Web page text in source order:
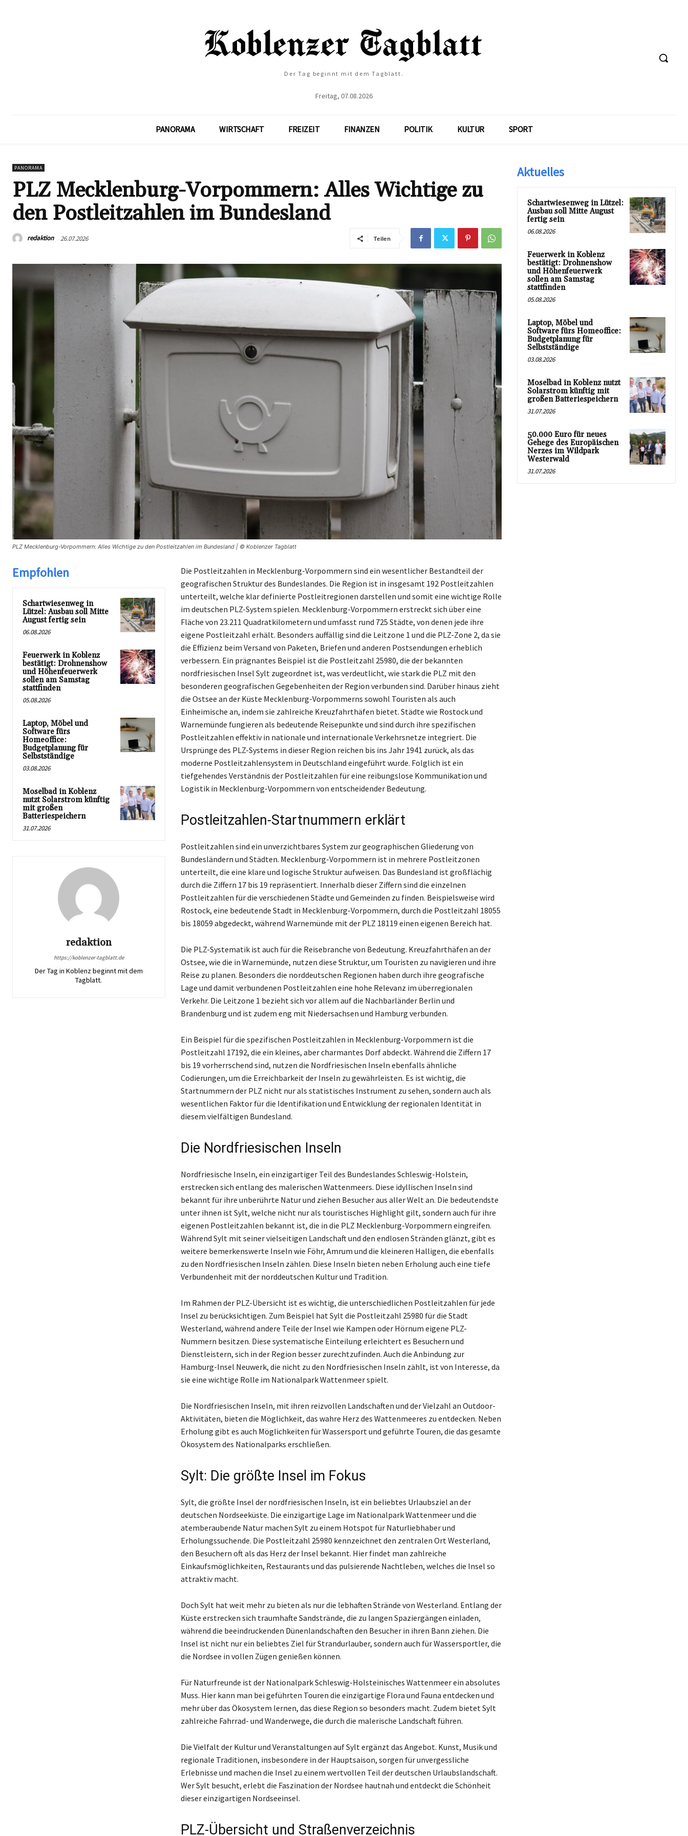
Der Tag beginnt mit dem Tagblatt.
Freitag, 07.08.2026
PANORAMA WIRTSCHAFT FREIZEIT FINANZEN POLITIK KULTUR SPORT
PANORAMA
PLZ Mecklenburg-Vorpommern: Alles Wichtige zu
den Postleitzahlen im Bundesland
redaktion 26.07.2026 Teilen
PLZ Mecklenburg-Vorpommern: Alles Wichtige zu den Postleitzahlen im Bundesland | © Koblenzer Tagblatt
Empfohlen
Schartwiesenweg in
Lützel: Ausbau soll Mitte
August fertig sein
06.08.2026
Feuerwerk in Koblenz
bestätigt: Drohnenshow
und Höhenfeuerwerk
sollen am Samstag
stattfinden
05.08.2026
Laptop, Möbel und
Software fürs
Homeoffice:
Budgetplanung für
Selbstständige
03.08.2026
Moselbad in Koblenz
nutzt Solarstrom künftig
mit großen
Batteriespeichern
31.07.2026
redaktion
https://koblenzer-tagblatt.de
Der Tag in Koblenz beginnt mit dem
Tagblatt.
Die Postleitzahlen in Mecklenburg-Vorpommern sind ein wesentlicher Bestandteil der
geografischen Struktur des Bundeslandes. Die Region ist in insgesamt 192 Postleitzahlen
unterteilt, welche klar definierte Postleitregionen darstellen und somit eine wichtige Rolle
im deutschen PLZ-System spielen. Mecklenburg-Vorpommern erstreckt sich über eine
Fläche von 23.211 Quadratkilometern und umfasst rund 725 Städte, von denen jede ihre
eigene Postleitzahl erhält. Besonders auffällig sind die Leitzone 1 und die PLZ-Zone 2, da sie
die Effizienz beim Versand von Paketen, Briefen und anderen Postsendungen erheblich
verbessern. Ein prägnantes Beispiel ist die Postleitzahl 25980, die der bekannten
nordfriesischen Insel Sylt zugeordnet ist, was verdeutlicht, wie stark die PLZ mit den
besonderen geografischen Gegebenheiten der Region verbunden sind. Darüber hinaus zieht
die Ostsee an der Küste Mecklenburg-Vorpommerns sowohl Touristen als auch
Einheimische an, indem sie zahlreiche Kreuzfahrthäfen bietet. Städte wie Rostock und
Warnemünde fungieren als bedeutende Reisepunkte und sind durch ihre spezifischen
Postleitzahlen effektiv in nationale und internationale Verkehrsnetze integriert. Die
Ursprünge des PLZ-Systems in dieser Region reichen bis ins Jahr 1941 zurück, als das
moderne Postleitzahlensystem in Deutschland eingeführt wurde. Folglich ist ein
tiefgehendes Verständnis der Postleitzahlen für eine reibungslose Kommunikation und
Logistik in Mecklenburg-Vorpommern von entscheidender Bedeutung.
Postleitzahlen-Startnummern erklärt
Postleitzahlen sind ein unverzichtbares System zur geographischen Gliederung von
Bundesländern und Städten. Mecklenburg-Vorpommern ist in mehrere Postleitzonen
unterteilt, die eine klare und logische Struktur aufweisen. Das Bundesland ist großflächig
durch die Ziffern 17 bis 19 repräsentiert. Innerhalb dieser Ziffern sind die einzelnen
Postleitzahlen für die verschiedenen Städte und Gemeinden zu finden. Beispielsweise wird
Rostock, eine bedeutende Stadt in Mecklenburg-Vorpommern, durch die Postleitzahl 18055
bis 18059 abgedeckt, während Warnemünde mit der PLZ 18119 einen eigenen Bereich hat.
Die PLZ-Systematik ist auch für die Reisebranche von Bedeutung. Kreuzfahrthäfen an der
Ostsee, wie die in Warnemünde, nutzen diese Struktur, um Touristen zu navigieren und ihre
Reise zu planen. Besonders die norddeutschen Regionen haben durch ihre geografische
Lage und damit verbundenen Postleitzahlen eine hohe Relevanz im überregionalen
Verkehr. Die Leitzone 1 bezieht sich vor allem auf die Nachbarländer Berlin und
Brandenburg und ist zudem eng mit Niedersachsen und Hamburg verbunden.
Ein Beispiel für die spezifischen Postleitzahlen in Mecklenburg-Vorpommern ist die
Postleitzahl 17192, die ein kleines, aber charmantes Dorf abdeckt. Während die Ziffern 17
bis 19 vorherrschend sind, nutzen die Nordfriesischen Inseln ebenfalls ähnliche
Codierungen, um die Erreichbarkeit der Inseln zu gewährleisten. Es ist wichtig, die
Startnummern der PLZ nicht nur als statistisches Instrument zu sehen, sondern auch als
wesentlichen Faktor für die Identifikation und Entwicklung der regionalen Identität in
diesem vielfältigen Bundesland.
Die Nordfriesischen Inseln
Nordfriesische Inseln, ein einzigartiger Teil des Bundeslandes Schleswig-Holstein,
erstrecken sich entlang des malerischen Wattenmeers. Diese idyllischen Inseln sind
bekannt für ihre unberührte Natur und ziehen Besucher aus aller Welt an. Die bedeutendste
unter ihnen ist Sylt, welche nicht nur als touristisches Highlight gilt, sondern auch für ihre
eigenen Postleitzahlen bekannt ist, die in die PLZ Mecklenburg-Vorpommern eingreifen.
Während Sylt mit seiner vielseitigen Landschaft und den endlosen Stränden glänzt, gibt es
weitere bemerkenswerte Inseln wie Föhr, Amrum und die kleineren Halligen, die ebenfalls
zu den Nordfriesischen Inseln zählen. Diese Inseln bieten neben Erholung auch eine tiefe
Verbundenheit mit der norddeutschen Kultur und Tradition.
Im Rahmen der PLZ-Übersicht ist es wichtig, die unterschiedlichen Postleitzahlen für jede
Insel zu berücksichtigen. Zum Beispiel hat Sylt die Postleitzahl 25980 für die Stadt
Westerland, während andere Teile der Insel wie Kampen oder Hörnum eigene PLZ-
Nummern besitzen. Diese systematische Einteilung erleichtert es Besuchern und
Dienstleistern, sich in der Region besser zurechtzufinden. Auch die Anbindung zur
Hamburg-Insel Neuwerk, die nicht zu den Nordfriesischen Inseln zählt, ist von Interesse, da
sie eine wichtige Rolle im Nationalpark Wattenmeer spielt.
Die Nordfriesischen Inseln, mit ihren reizvollen Landschaften und der Vielzahl an Outdoor-
Aktivitäten, bieten die Möglichkeit, das wahre Herz des Wattenmeeres zu entdecken. Neben
Erholung gibt es auch Möglichkeiten für Wassersport und geführte Touren, die das gesamte
Ökosystem des Nationalparks erschließen.
Sylt: Die größte Insel im Fokus
Sylt, die größte Insel der nordfriesischen Inseln, ist ein beliebtes Urlaubsziel an der
deutschen Nordseeküste. Die einzigartige Lage im Nationalpark Wattenmeer und die
atemberaubende Natur machen Sylt zu einem Hotspot für Naturliebhaber und
Erholungssuchende. Die Postleitzahl 25980 kennzeichnet den zentralen Ort Westerland,
den Besuchern oft als das Herz der Insel bekannt. Hier findet man zahlreiche
Einkaufsmöglichkeiten, Restaurants und das pulsierende Nachtleben, welches die Insel so
attraktiv macht.
Doch Sylt hat weit mehr zu bieten als nur die lebhaften Strände von Westerland. Entlang der
Küste erstrecken sich traumhafte Sandstrände, die zu langen Spaziergängen einladen,
während die beeindruckenden Dünenlandschaften den Besucher in ihren Bann ziehen. Die
Insel ist nicht nur ein beliebtes Ziel für Strandurlauber, sondern auch für Wassersportler, die
die Nordsee in vollen Zügen genießen können.
Für Naturfreunde ist der Nationalpark Schleswig-Holsteinisches Wattenmeer ein absolutes
Muss. Hier kann man bei geführten Touren die einzigartige Flora und Fauna entdecken und
mehr über das Ökosystem lernen, das diese Region so besonders macht. Zudem bietet Sylt
zahlreiche Fahrrad- und Wanderwege, die durch die malerische Landschaft führen.
Die Vielfalt der Kultur und Veranstaltungen auf Sylt ergänzt das Angebot. Kunst, Musik und
regionale Traditionen, insbesondere in der Hauptsaison, sorgen für unvergessliche
Erlebnisse und machen die Insel zu einem wertvollen Teil der deutschen Urlaubslandschaft.
Wer Sylt besucht, erlebt die Faszination der Nordsee hautnah und entdeckt die Schönheit
dieser einzigartigen Nordseeinsel.
PLZ-Übersicht und Straßenverzeichnis
Aktuelles
Schartwiesenweg in Lützel:
Ausbau soll Mitte August
fertig sein
06.08.2026
Feuerwerk in Koblenz
bestätigt: Drohnenshow
und Höhenfeuerwerk
sollen am Samstag
stattfinden
05.08.2026
Laptop, Möbel und
Software fürs Homeoffice:
Budgetplanung für
Selbstständige
03.08.2026
Moselbad in Koblenz nutzt
Solarstrom künftig mit
großen Batteriespeichern
31.07.2026
50.000 Euro für neues
Gehege des Europäischen
Nerzes im Wildpark
Westerwald
31.07.2026